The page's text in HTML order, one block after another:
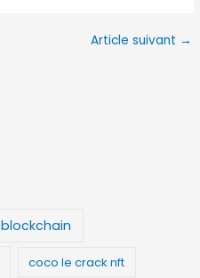
Article suivant →
blockchain
coco le crack nft